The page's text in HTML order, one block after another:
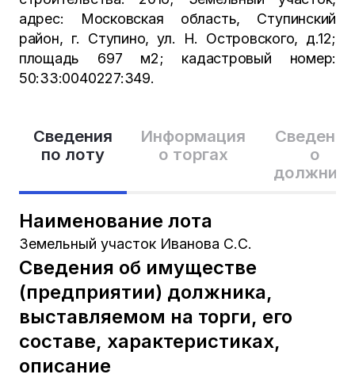
Сведения
по лоту
Информация
о торгах
Сведения
о
Наименование лота
Земельный участок Иванова С.С.
Сведения об имуществе
(предприятии) должника,
выставляемом на торги, его
составе, характеристиках,
описание
адрес: Московская область, Ступинский
район, г. Ступино, ул. Н. Островского, д.12;
площадь 697 м2; кадастровый номер:
50:33:0040227:349.